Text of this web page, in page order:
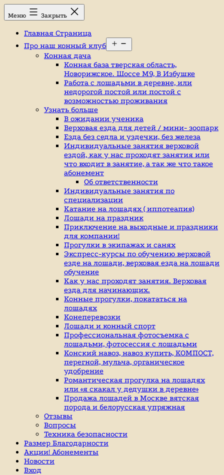
Перейти
к
Конный
клуб,
Ромашково,
лошади,
индивидуальные
Меню Закрыть
Главная Страница
Про наш конный клуб
меню
Конная дача
Конная база тверская область,
Новорижское. Шоссе М9, В Избушке
Работа с лошадьми в деревне, или
недорогой постой или постой с
возможностью проживания
Узнать больше
В ожидании ученика
Верховая езда для детей / мини- зоопарк
Езда без седла и уздечки, без железа
Индивидуальные занятия верховой
ездой, как у нас проходят занятия или
что входит в занятие, а так же что такое
абонемент
Об ответственности
Индивидуальные занятия по
специализации
Катание на лошадях ( иппотеапия)
Лошади на праздник
Приключение на выходные и праздники
для компании!
Прогулки в экипажах и санях
Экспресс-курсы по обучению верховой
езде на лошади, верховая езда на лошади
обучение
Как у нас проходят занятия. Верховая
езда для начинающих.
Конные прогулки, покататься на
лошадях
Конеперевозки
Лошади и конный спорт
Профессиональная фотосъемка с
лошадьми, фотосессия с лошадьми
Конский навоз, навоз купить, КОМПОСТ,
перегной, мульча, органическое
удобрение
Романтическая прогулка на лошадях
или «я скакал у дедушки в деревне»
Продажа лошадей в Москве вятская
порода и белорусская упряжная
Отзывы
Вопросы
Техника безопасности
Размер Благодарности
Акции! Абонементы
Новости
Вход